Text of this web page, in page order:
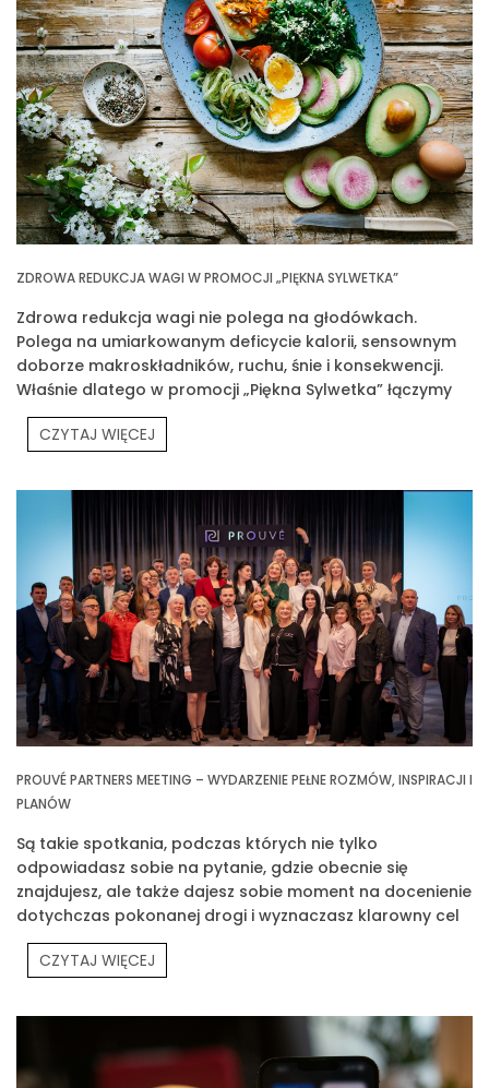
ZDROWA REDUKCJA WAGI W PROMOCJI „PIĘKNA SYLWETKA”
Zdrowa redukcja wagi nie polega na głodówkach.
Polega na umiarkowanym deficycie kalorii, sensownym
doborze makroskładników, ruchu, śnie i konsekwencji.
Właśnie dlatego w promocji „Piękna Sylwetka” łączymy
edukację z praktyką
CZYTAJ WIĘCEJ
PROUVÉ PARTNERS MEETING – WYDARZENIE PEŁNE ROZMÓW, INSPIRACJI I
PLANÓW
Są takie spotkania, podczas których nie tylko
odpowiadasz sobie na pytanie, gdzie obecnie się
znajdujesz, ale także dajesz sobie moment na docenienie
dotychczas pokonanej drogi i wyznaczasz klarowny cel
na przyszłość. Jednym z takich spotkań było Prouvé
Partners Meeting.
CZYTAJ WIĘCEJ